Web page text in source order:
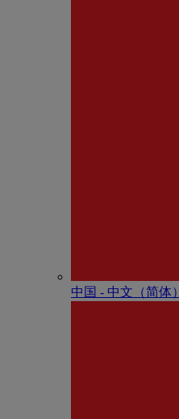
中国 - 中⽂（简体）